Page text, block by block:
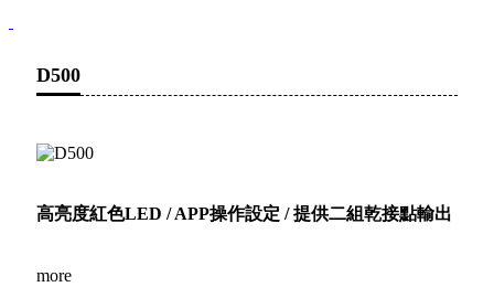
D500
高亮度紅色LED / APP操作設定 / 提供二組乾接點輸出
more